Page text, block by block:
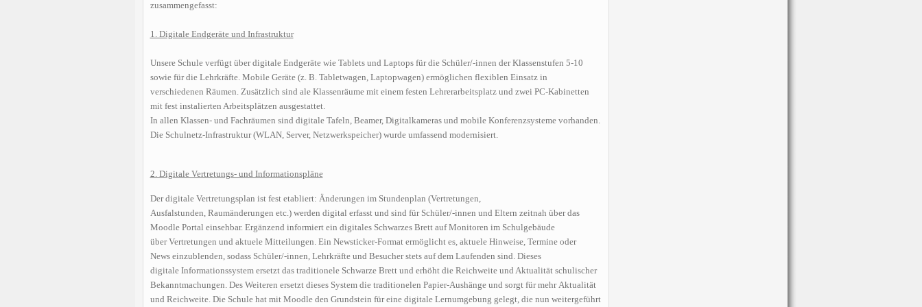
zusammengefasst:
1. Digitale Endgeräte und Infrastruktur
Unsere Schule verfügt über digitale Endgeräte wie Tablets und Laptops für die Schüler/-innen der Klassenstufen 5-10
sowie für die Lehrkräfte. Mobile Geräte (z. B. Tabletwagen, Laptopwagen) ermöglichen flexiblen Einsatz in
verschiedenen Räumen. Zusätzlich sind ale Klassenräume mit einem festen Lehrerarbeitsplatz und zwei PC-Kabinetten
mit fest instalierten Arbeitsplätzen ausgestattet.
In allen Klassen- und Fachräumen sind digitale Tafeln, Beamer, Digitalkameras und mobile Konferenzsysteme vorhanden.
Die Schulnetz-Infrastruktur (WLAN, Server, Netzwerkspeicher) wurde umfassend modernisiert.
2. Digitale Vertretungs- und Informationspläne
Der digitale Vertretungsplan ist fest etabliert: Änderungen im Stundenplan (Vertretungen,
Ausfalstunden, Raumänderungen etc.) werden digital erfasst und sind für Schüler/-innen und Eltern zeitnah über das
Moodle Portal einsehbar. Ergänzend informiert ein digitales Schwarzes Brett auf Monitoren im Schulgebäude
über Vertretungen und aktuele Mitteilungen. Ein Newsticker-Format ermöglicht es, aktuele Hinweise, Termine oder
News einzublenden, sodass Schüler/-innen, Lehrkräfte und Besucher stets auf dem Laufenden sind. Dieses
digitale Informationssystem ersetzt das traditionele Schwarze Brett und erhöht die Reichweite und Aktualität schulischer
Bekanntmachungen. Des Weiteren ersetzt dieses System die traditionelen Papier-Aushänge und sorgt für mehr Aktualität
und Reichweite. Die Schule hat mit Moodle den Grundstein für eine digitale Lernumgebung gelegt, die nun weitergeführt